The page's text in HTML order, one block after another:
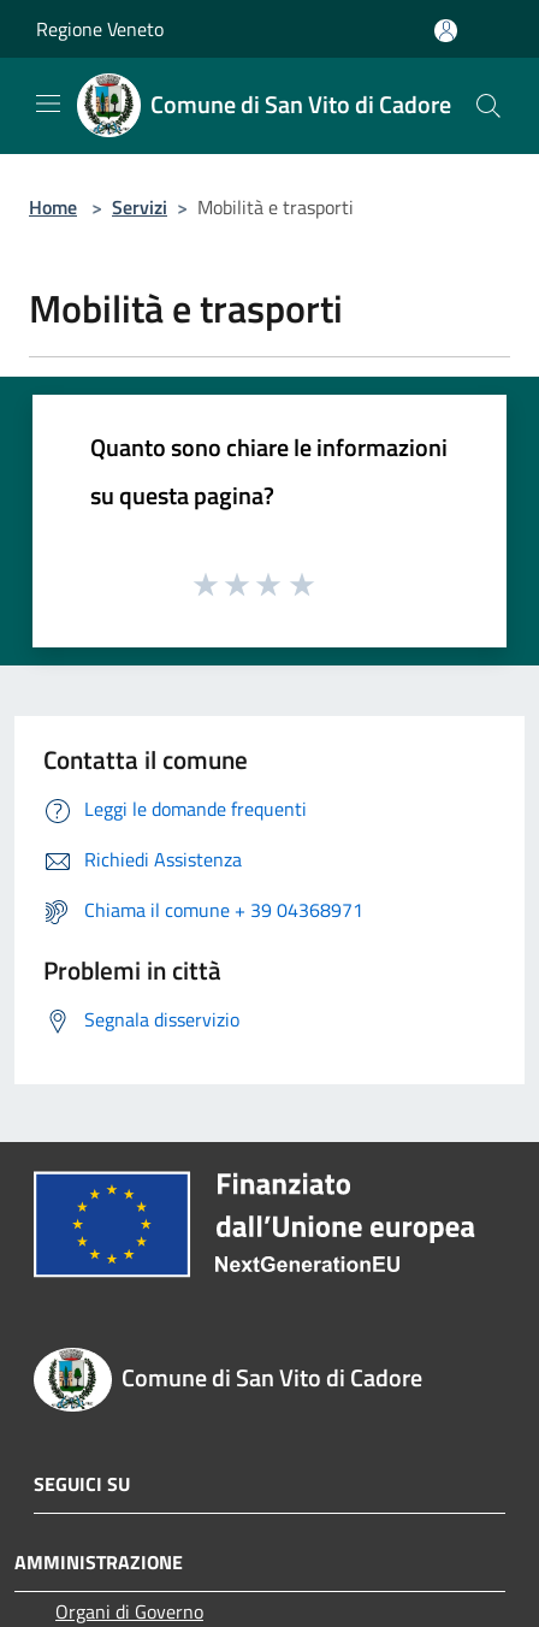
Regione Veneto
Comune di San Vito di Cadore
Home > Servizi > Mobilità e trasporti
Mobilità e trasporti
Quanto sono chiare le informazioni
su questa pagina?
Contatta il comune
Leggi le domande frequenti
Richiedi Assistenza
Chiama il comune + 39 04368971
Problemi in città
Segnala disservizio
Comune di San Vito di Cadore
SEGUICI SU
AMMINISTRAZIONE
Organi di Governo